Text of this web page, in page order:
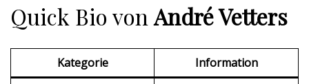
Quick Bio vonAndré Vetters
Kategorie
Information